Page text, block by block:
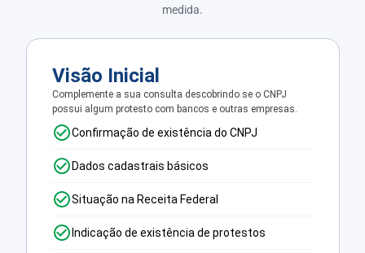
medida.
Visão Inicial
Complemente a sua consulta descobrindo se o CNPJ
possui algum protesto com bancos e outras empresas.
Confirmação de existência do CNPJ
Dados cadastrais básicos
Situação na Receita Federal
Indicação de existência de protestos